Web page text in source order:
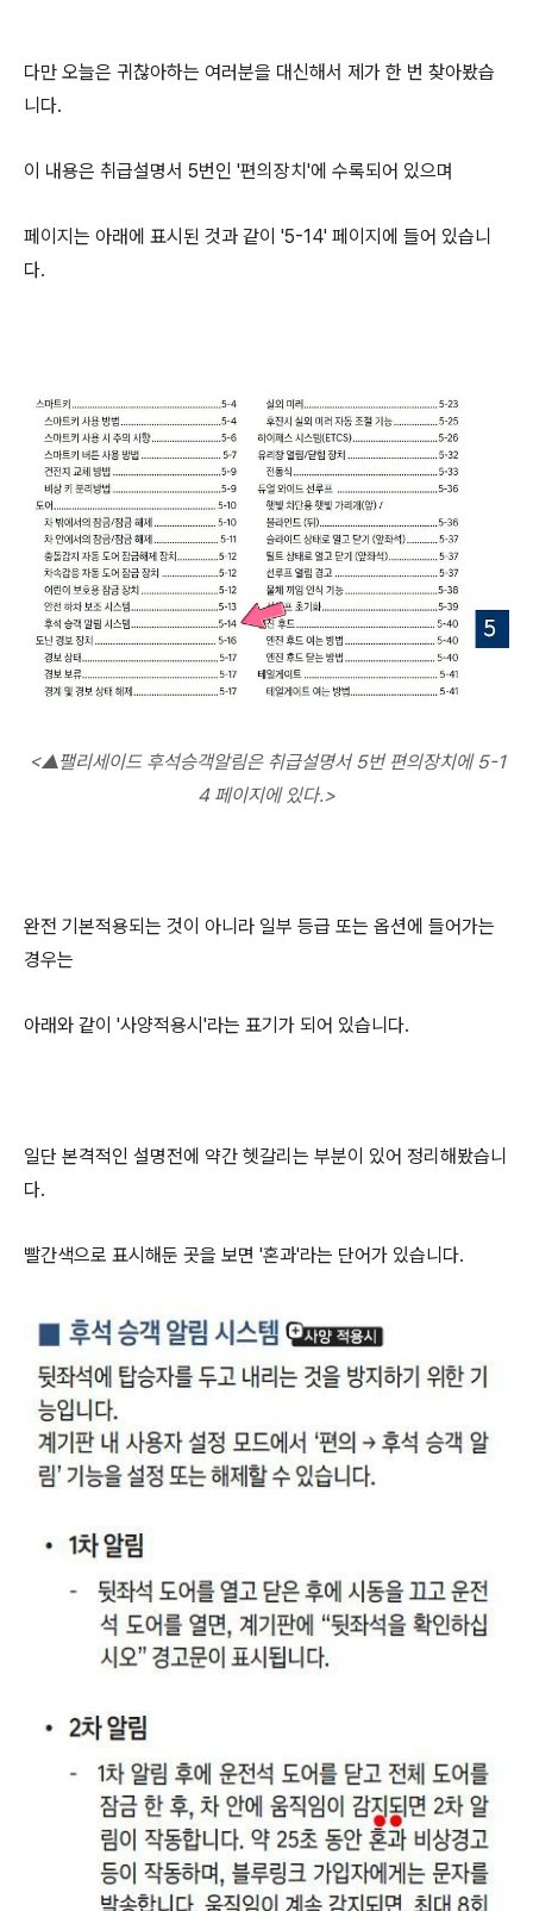
다만 오늘은 귀찮아하는 여러분을 대신해서 제가 한 번 찾아봤습
니다.
이 내용은 취급설명서 5번인 '편의장치'에 수록되어 있으며
페이지는 아래에 표시된 것과 같이 '5-14' 페이지에 들어 있습니
다.
<▲팰리세이드 후석승객알림은 취급설명서 5번 편의장치에 5-1
4 페이지에 있다.>
완전 기본적용되는 것이 아니라 일부 등급 또는 옵션에 들어가는
경우는
아래와 같이 '사양적용시'라는 표기가 되어 있습니다.
일단 본격적인 설명전에 약간 헷갈리는 부분이 있어 정리해봤습니
다.
빨간색으로 표시해둔 곳을 보면 '혼과'라는 단어가 있습니다.